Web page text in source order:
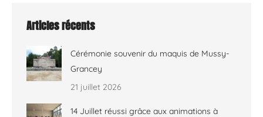
Articles récents
Cérémonie souvenir du maquis de Mussy-
Grancey
21 juillet 2026
14 Juillet réussi grâce aux animations à